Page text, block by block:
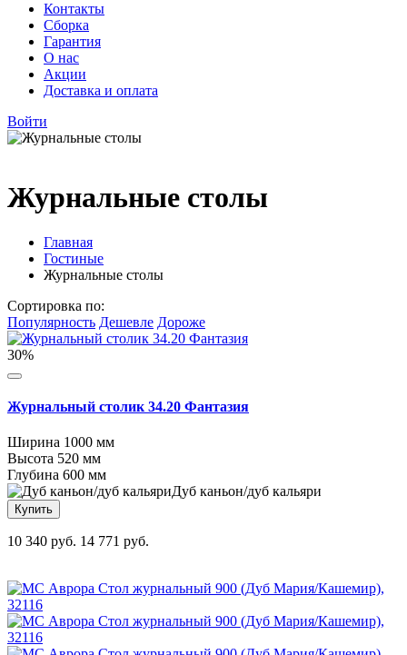
Контакты
Сборка
Гарантия
О нас
Акции
Доставка и оплата
Войти
Журнальные столы
Главная
Гостиные
Журнальные столы
Сортировка по:
Популярность Дешевле Дороже
30%
Журнальный столик 34.20 Фантазия
Ширина 1000 мм
Высота 520 мм
Глубина 600 мм
Дуб каньон/дуб кальяри
Купить
10 340 руб. 14 771 руб.